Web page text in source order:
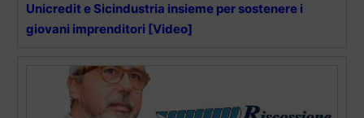
Unicredit e Sicindustria insieme per sostenere i
giovani imprenditori [Video]